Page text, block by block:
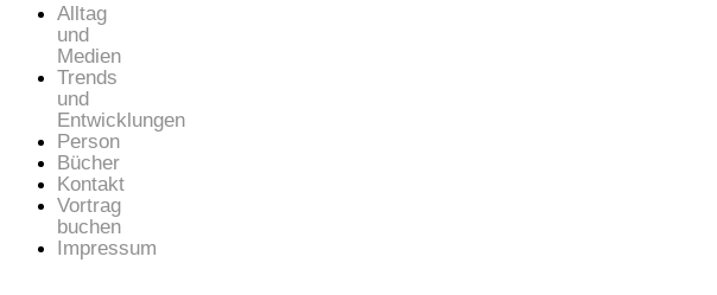
Alltag
und
Medien
Trends
und
Entwicklungen
Person
Bücher
Kontakt
Vortrag
buchen
Impressum